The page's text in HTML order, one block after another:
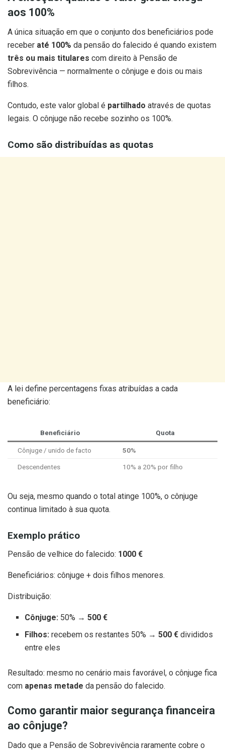
aos 100%
A única situação em que o conjunto dos beneficiários pode
receber até 100% da pensão do falecido é quando existem
três ou mais titulares com direito à Pensão de
Sobrevivência — normalmente o cônjuge e dois ou mais
filhos.
Contudo, este valor global é partilhado através de quotas
legais. O cônjuge não recebe sozinho os 100%.
Como são distribuídas as quotas
A lei define percentagens fixas atribuídas a cada
beneficiário:
Beneficiário Quota
Cônjuge / unido de facto 50%
Descendentes 10% a 20% por filho
Ou seja, mesmo quando o total atinge 100%, o cônjuge
continua limitado à sua quota.
Exemplo prático
Pensão de velhice do falecido: 1000 €
Beneficiários: cônjuge + dois filhos menores.
Distribuição:
Cônjuge: 50% →500 €
Filhos: recebem os restantes 50% →500 € divididos
entre eles
Resultado: mesmo no cenário mais favorável, o cônjuge fica
com apenas metade da pensão do falecido.
Como garantir maior segurança financeira
ao cônjuge?
Dado que a Pensão de Sobrevivência raramente cobre o